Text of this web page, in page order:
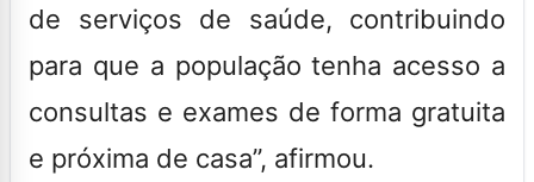
de serviços de saúde, contribuindo
para que a população tenha acesso a
consultas e exames de forma gratuita
e próxima de casa”, afirmou.